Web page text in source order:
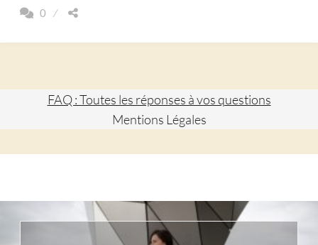
0
FAQ : Toutes les réponses à vos questions
Mentions Légales